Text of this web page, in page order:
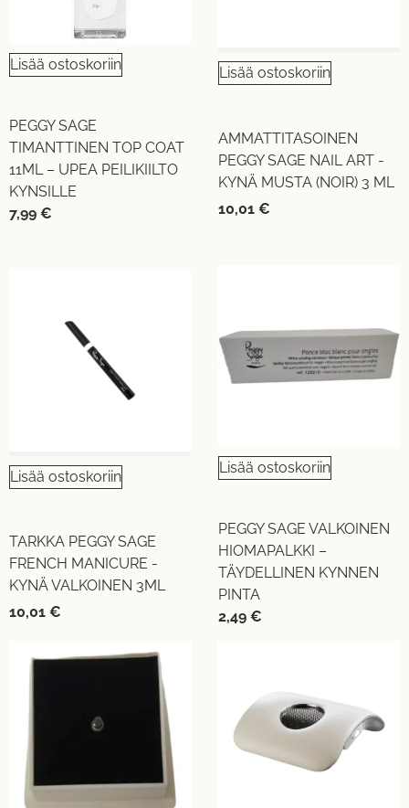
Lisää ostoskoriin
PEGGY SAGE
TIMANTTINEN TOP COAT
11ML – UPEA PEILIKIILTO
KYNSILLE
7,99 €
Lisää ostoskoriin
AMMATTITASOINEN
PEGGY SAGE NAIL ART -
KYNÄ MUSTA (NOIR) 3 ML
10,01 €
Lisää ostoskoriin
TARKKA PEGGY SAGE
FRENCH MANICURE -
KYNÄ VALKOINEN 3ML
10,01 €
Lisää ostoskoriin
PEGGY SAGE VALKOINEN
HIOMAPALKKI –
TÄYDELLINEN KYNNEN
PINTA
2,49 €